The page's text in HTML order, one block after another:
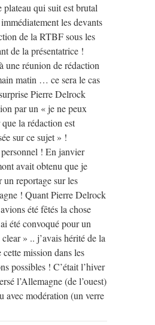
plateau qui suit est brutal
les devants
de la RTBF sous les
de la présentatrice !
une réunion de rédaction
matin … ce sera le cas
Pierre Delrock
par un « je ne peux
la rédaction est
sur ce sujet » !
! En janvier
avait obtenu que je
un reportage sur les
! Quant Pierre Delrock
été fêtés la chose
été convoqué pour un
» .. j’avais hérité de la
mission dans les
possibles ! C’était l’hiver
l’Allemagne (de l’ouest)
avec modération (un verre